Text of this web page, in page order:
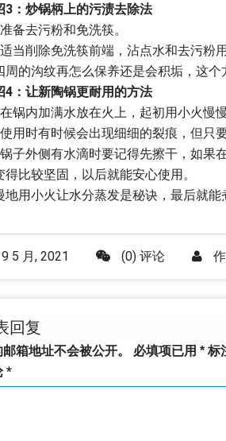
3：炒锅柄上的污渍去除法
备去污粉和免洗筷。
当削除免洗筷前端，沾点水和去污粉用
周的沟纹再怎么保养还是会积垢，这个
4：让新陶锅更耐用的方法
锅内加满水放在火上，起初用小火慢
用时有时候会出现细细的裂痕，但只
子外侧有水滴时要记得先擦干，如果
得比较坚固，以后就能安心使用。
地用小火让水分蒸发是秘诀，最后就能
9 5 月, 2021 (0) 评论
回复
箱地址不会被公开。 必填项已用 * 标
*